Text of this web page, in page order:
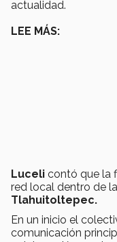
actualidad.
LEE MÁS:
Luceli contó que la
red local dentro de
Tlahuitoltepec.
En un inicio el
comunicación